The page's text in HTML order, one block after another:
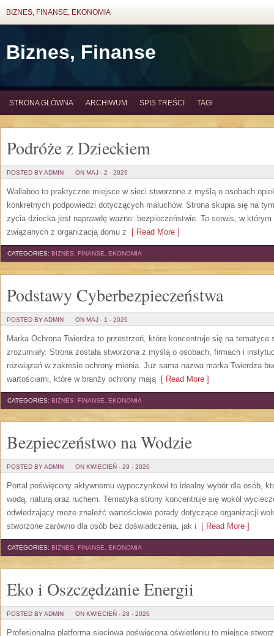
BIZNES, FINANSE, EKONOMIA
Biznes, Finanse
STRONA GŁÓWNA ARCHIWUM SPIS TREŚCI TAGI
Podróże z Dzieckiem
POSTED BY ADMIN ON MAJ - 2 - 2026
Wallaboo to praktyczne miejsce w sieci stworzone z myślą o osobach
konkretnych podpowiedzi dotyczących maluchów. Strona skupia się na
życia dziecka jest naprawdę ważne: bezpieczeństwie. To serwis, w
związanych z organizacją domu z [ Read More ]
CATEGORIES: BIZNES, FINANSE, EKONOMIA
Podstawy Cyberbezpieczeństwa
POSTED BY ADMIN ON MAJ - 1 - 2026
Marka Ochrona Twierdza to przestrzeń, które koncentruje się na tematyce
zrozumiały. Strona została stworzona z myślą o osobach, firmach i
rozwiązań w zakresie ochrony mienia. Już sama nazwa marka Twierdza
wartościami, które w branży ochrony mają[ Read More ]
CATEGORIES: BIZNES, FINANSE, EKONOMIA
Bezpieczeństwo na Wodzie
POSTED BY ADMIN ON KWIECIEŃ - 29 - 2026
Portal poświęcony aktywnemu wypoczynkowi to idealny wybór dla osób,
wodą, naturą oraz ruchem. Tematyka strony koncentruje się wokół
odwiedzający może znaleźć wartościowe porady dotyczące organizacji
stworzone zarówno dla osób bez doświadczenia, jak i [ Read More ]
CATEGORIES: BIZNES, FINANSE, EKONOMIA
Eko i Oszczędzanie Energii
POSTED BY ADMIN ON KWIECIEŃ - 28 - 2026
Profesjonalna platforma sieciowa poświęcona oświetleniu to miejsce